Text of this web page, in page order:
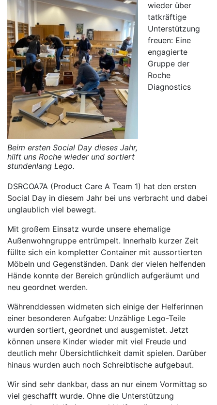
Beim ersten Social Day dieses Jahr,
hilft uns Roche wieder und sortiert
stundenlang Lego.
wieder über
tatkräftige
Unterstützung
freuen: Eine
engagierte
Gruppe der
Roche
Diagnostics
DSRCOA7A (Product Care A Team 1) hat den ersten
Social Day in diesem Jahr bei uns verbracht und dabei
unglaublich viel bewegt.
Mit großem Einsatz wurde unsere ehemalige
Außenwohngruppe entrümpelt. Innerhalb kurzer Zeit
füllte sich ein kompletter Container mit aussortierten
Möbeln und Gegenständen. Dank der vielen helfenden
Hände konnte der Bereich gründlich aufgeräumt und
neu geordnet werden.
Währenddessen widmeten sich einige der Helferinnen
einer besonderen Aufgabe: Unzählige Lego-Teile
wurden sortiert, geordnet und ausgemistet. Jetzt
können unsere Kinder wieder mit viel Freude und
deutlich mehr Übersichtlichkeit damit spielen. Darüber
hinaus wurden auch noch Schreibtische aufgebaut.
Wir sind sehr dankbar, dass an nur einem Vormittag so
viel geschafft wurde. Ohne die Unterstützung